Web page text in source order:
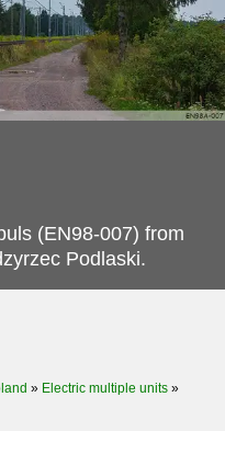
(EN98-007) from
Podlaski.
» Electric multiple units »